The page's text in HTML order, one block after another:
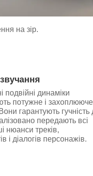
на зір.
подвійні динаміки
потужне і захоплююче
гарантують гучність
передають всі
нюанси треків,
і діалогів персонажів.